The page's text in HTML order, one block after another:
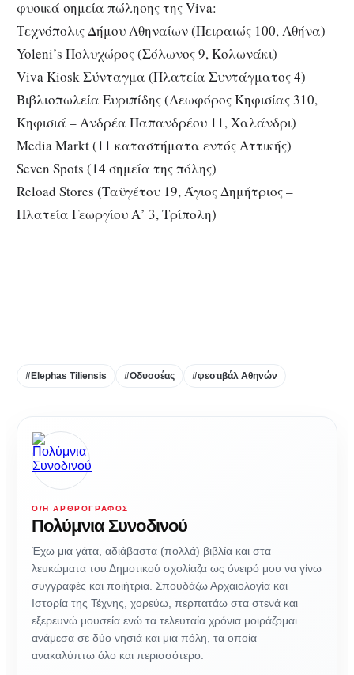
φυσικά σημεία πώλησης της Viva:
Τεχνόπολις Δήμου Αθηναίων (Πειραιώς 100, Αθήνα)
Yoleni’s Πολυχώρος (Σόλωνος 9, Κολωνάκι)
Viva Kiosk Σύνταγμα (Πλατεία Συντάγματος 4)
Βιβλιοπωλεία Ευριπίδης (Λεωφόρος Κηφισίας 310,
Κηφισιά – Ανδρέα Παπανδρέου 11, Χαλάνδρι)
Media Markt (11 καταστήματα εντός Αττικής)
Seven Spots (14 σημεία της πόλης)
Reload Stores (Ταϋγέτου 19, Άγιος Δημήτριος –
Πλατεία Γεωργίου Α’ 3, Τρίπολη)
#Εlephas Τiliensis #Οδυσσέας #φεστιβάλ Αθηνών
Ο/Η ΑΡΘΡΟΓΡΆΦΟΣ
Πολύμνια Συνοδινού
Έχω μια γάτα, αδιάβαστα (πολλά) βιβλία και στα
λευκώματα του Δημοτικού σχολίαζα ως όνειρό μου να γίνω
συγγραφές και ποιήτρια. Σπουδάζω Αρχαιολογία και
Ιστορία της Τέχνης, χορεύω, περπατάω στα στενά και
εξερευνώ μουσεία ενώ τα τελευταία χρόνια μοιράζομαι
ανάμεσα σε δύο νησιά και μια πόλη, τα οποία
ανακαλύπτω όλο και περισσότερο.